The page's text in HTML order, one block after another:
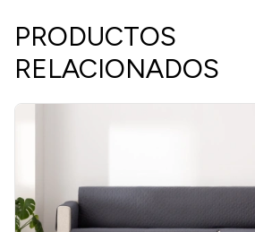
PRODUCTOS
RELACIONADOS